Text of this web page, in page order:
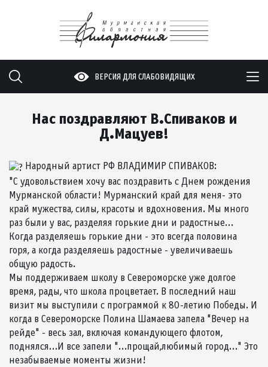
ВЕРСИЯ ДЛЯ СЛАБОВИДЯЩИХ
Нас поздравляют В.Спиваков и
Д.Мацуев!
Народный артист РФ ВЛАДИМИР СПИВАКОВ:
"С удовольствием хочу вас поздравить с Днем рождения
Мурманской области! Мурманский край для меня- это
край мужества, силы, красоты и вдохновения. Мы много
раз были у вас, разделяя горькие дни и радостные...
Когда разделяешь горькие дни - это всегда половина
горя, а когда разделяешь радостные - увеличиваешь
общую радость.
Мы поддерживаем школу в Североморске уже долгое
время, рады, что школа процветает. В последний наш
визит мы выступили с программой к 80-летию Победы. И
когда в Североморске Полина Шамаева запела "Вечер на
рейде" - весь зал, включая командующего флотом,
поднялся...И все запели "...прощай,любимый город..." Это
незабываемые моменты жизни!